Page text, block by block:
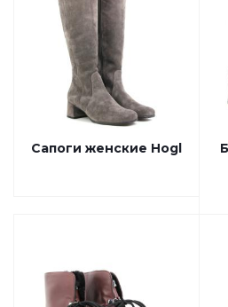
Сапоги женские Hogl